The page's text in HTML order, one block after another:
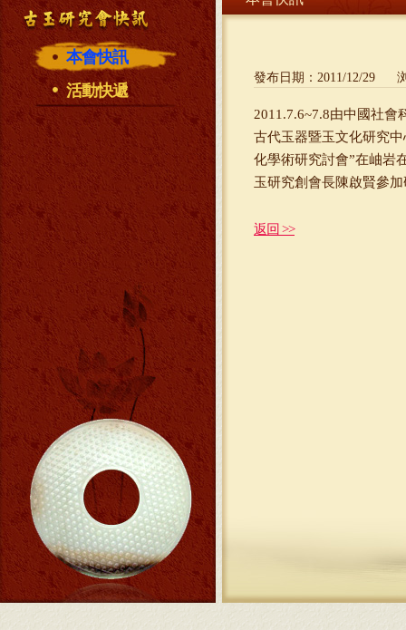
本會快訊
活動快遞
發布日期： 2011/12/29 浏
2011.7.6~7.8由中國社
古代玉器暨玉文化研究
化學術研究討會”在岫岩
玉研究創會長陳啟賢參
返回 >>